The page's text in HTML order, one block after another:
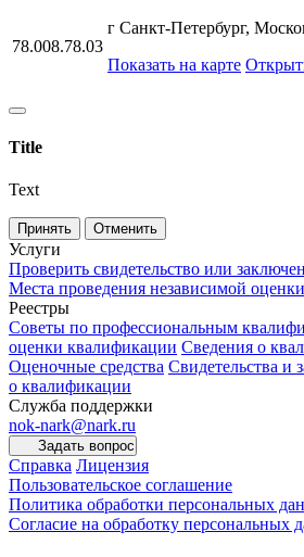
78.008.78.03
г Санкт-Петербург,
Показать на карте
Title
Text
Принять Отменить
Услуги
Проверить свидетельство или
Места проведения независимой
Реестры
Советы по профессиональным
оценки квалификации Сведения о
Оценочные средства Свидетельства и
о квалификации
Служба поддержки
nok-nark@nark.ru
Задать вопрос
Справка Лицензия
Пользовательское соглашение
Политика обработки персональных
Согласие на обработку персональных